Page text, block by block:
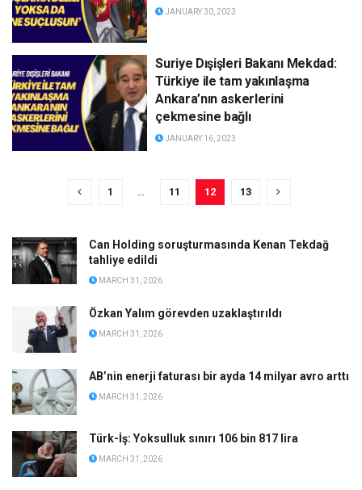
JANUARY 30, 2023
Suriye Dışişleri Bakanı Mekdad:
Türkiye ile tam yakınlaşma
Ankara’nın askerlerini
çekmesine bağlı
JANUARY 16, 2023
1 … 11 12 13
Can Holding soruşturmasında Kenan Tekdağ
tahliye edildi
MARCH 31, 2026
Özkan Yalım görevden uzaklaştırıldı
MARCH 31, 2026
AB’nin enerji faturası bir ayda 14 milyar avro arttı
MARCH 31, 2026
Türk-İş: Yoksulluk sınırı 106 bin 817 lira
MARCH 31, 2026